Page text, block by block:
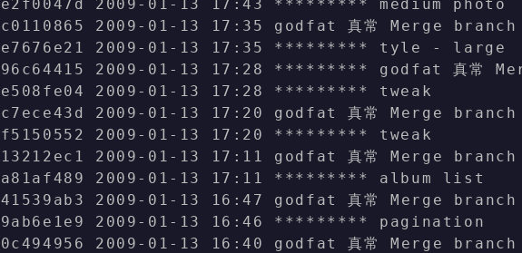
e2f0047d 2009-01-13 17:43 ********* medium photo
c0110865 2009-01-13 17:35 godfat 真常 Merge
e7676e21 2009-01-13 17:35 ********* tyle - large
96c64415 2009-01-13 17:28 ********* godfat 真常
e508fe04 2009-01-13 17:28 ********* tweak
c7ece43d 2009-01-13 17:20 godfat 真常 Merge
f5150552 2009-01-13 17:20 ********* tweak
13212ec1 2009-01-13 17:11 godfat 真常 Merge
a81af489 2009-01-13 17:11 ********* album list
41539ab3 2009-01-13 16:47 godfat 真常 Merge
9ab6e1e9 2009-01-13 16:46 ********* pagination
0c494956 2009-01-13 16:40 godfat 真常 Merge